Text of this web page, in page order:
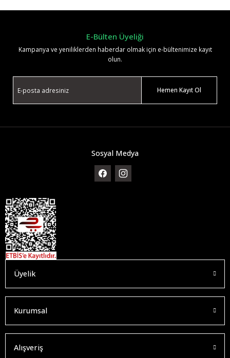
E-Bülten Üyeliği
Kampanya ve yeniliklerden haberdar olmak için e-bültenimize kayıt
olun.
Hemen Kayıt Ol
Sosyal Medya
Üyelik
Kurumsal
Alışveriş